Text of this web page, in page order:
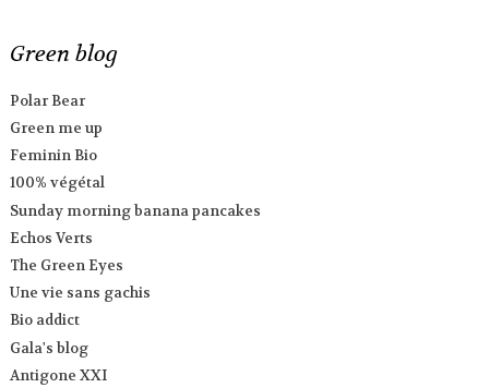
Green blog
Polar Bear
Green me up
Feminin Bio
100% végétal
Sunday morning banana pancakes
Echos Verts
The Green Eyes
Une vie sans gachis
Bio addict
Gala's blog
Antigone XXI